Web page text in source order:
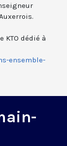
KTO dédié à
ensemble-